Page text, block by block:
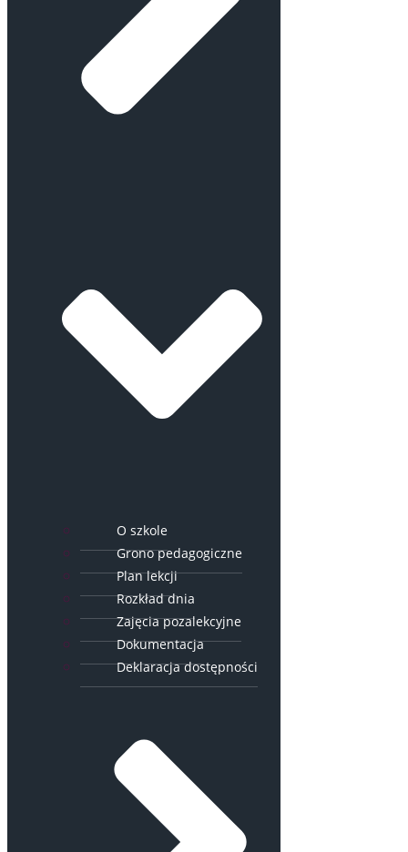
O szkole
Grono pedagogiczne
Plan lekcji
Rozkład dnia
Zajęcia pozalekcyjne
Dokumentacja
Deklaracja dostępności